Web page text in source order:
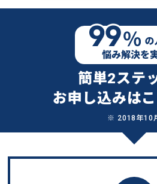
簡単2ステ
お申し込みは
※ 2018年10